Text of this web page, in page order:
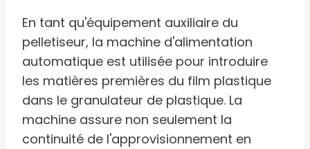
En tant qu'équipement auxiliaire du
pelletiseur, la machine d'alimentation
automatique est utilisée pour introduire
les matières premières du film plastique
dans le granulateur de plastique. La
machine assure non seulement la
continuité de l'approvisionnement en